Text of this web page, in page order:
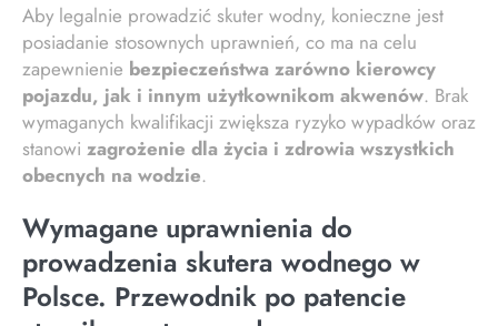
Aby legalnie prowadzić skuter wodny, konieczne jest
posiadanie stosownych uprawnień, co ma na celu
zapewnienie bezpieczeństwa zarówno kierowcy
pojazdu, jak i innym użytkownikom akwenów. Brak
wymaganych kwalifikacji zwiększa ryzyko wypadków oraz
stanowi zagrożenie dla życia i zdrowia wszystkich
obecnych na wodzie.
Wymagane uprawnienia do
prowadzenia skutera wodnego w
Polsce. Przewodnik po patencie